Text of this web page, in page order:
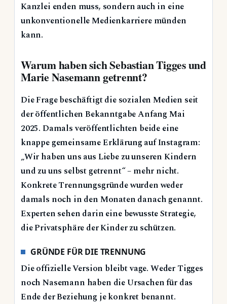
Kanzlei enden muss, sondern auch in eine
unkonventionelle Medienkarriere münden
kann.
Warum haben sich Sebastian Tigges und
Marie Nasemann getrennt?
Die Frage beschäftigt die sozialen Medien seit
der öffentlichen Bekanntgabe Anfang Mai
2025. Damals veröffentlichten beide eine
knappe gemeinsame Erklärung auf Instagram:
„Wir haben uns aus Liebe zu unseren Kindern
und zu uns selbst getrennt“ – mehr nicht.
Konkrete Trennungsgründe wurden weder
damals noch in den Monaten danach genannt.
Experten sehen darin eine bewusste Strategie,
die Privatsphäre der Kinder zu schützen.
GRÜNDE FÜR DIE TRENNUNG
Die offizielle Version bleibt vage. Weder Tigges
noch Nasemann haben die Ursachen für das
Ende der Beziehung je konkret benannt.